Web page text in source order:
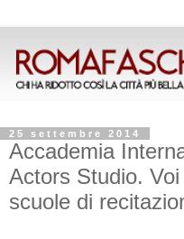
25 settembre 2014
Accademia
Actors Studio.
scuole di